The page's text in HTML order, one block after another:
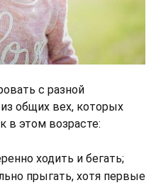
с разной
общих вех, которых
в этом возрасте:
ходить и бегать;
прыгать, хотя первые